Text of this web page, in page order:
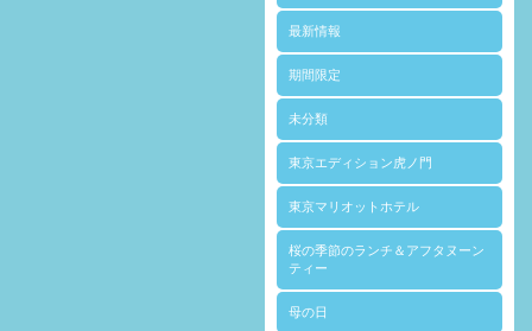
最新情報
期間限定
未分類
東京エディション虎ノ門
東京マリオットホテル
桜の季節のランチ＆アフタヌーン
ティー
母の日